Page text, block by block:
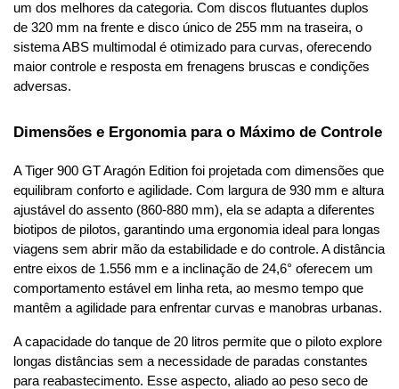
um dos melhores da categoria. Com discos flutuantes duplos
de 320 mm na frente e disco único de 255 mm na traseira, o
sistema ABS multimodal é otimizado para curvas, oferecendo
maior controle e resposta em frenagens bruscas e condições
adversas.
Dimensões e Ergonomia para o Máximo de Controle
A Tiger 900 GT Aragón Edition foi projetada com dimensões que
equilibram conforto e agilidade. Com largura de 930 mm e altura
ajustável do assento (860-880 mm), ela se adapta a diferentes
biotipos de pilotos, garantindo uma ergonomia ideal para longas
viagens sem abrir mão da estabilidade e do controle. A distância
entre eixos de 1.556 mm e a inclinação de 24,6° oferecem um
comportamento estável em linha reta, ao mesmo tempo que
mantêm a agilidade para enfrentar curvas e manobras urbanas.
A capacidade do tanque de 20 litros permite que o piloto explore
longas distâncias sem a necessidade de paradas constantes
para reabastecimento. Esse aspecto, aliado ao peso seco de